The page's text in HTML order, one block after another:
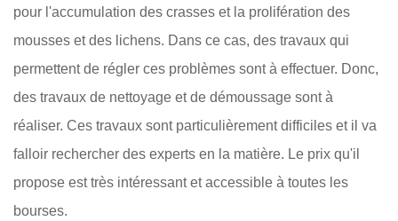
pour l'accumulation des crasses et la prolifération des
mousses et des lichens. Dans ce cas, des travaux qui
permettent de régler ces problèmes sont à effectuer. Donc,
des travaux de nettoyage et de démoussage sont à
réaliser. Ces travaux sont particulièrement difficiles et il va
falloir rechercher des experts en la matière. Le prix qu'il
propose est très intéressant et accessible à toutes les
bourses.